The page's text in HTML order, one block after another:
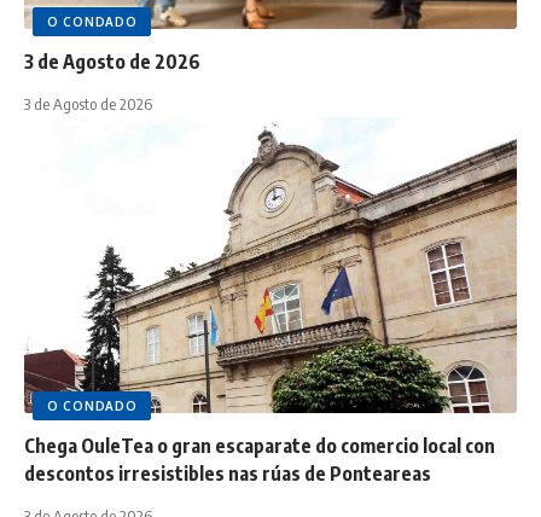
O CONDADO
3 de Agosto de 2026
3 de Agosto de 2026
O CONDADO
Chega OuleTea o gran escaparate do comercio local con
descontos irresistibles nas rúas de Ponteareas